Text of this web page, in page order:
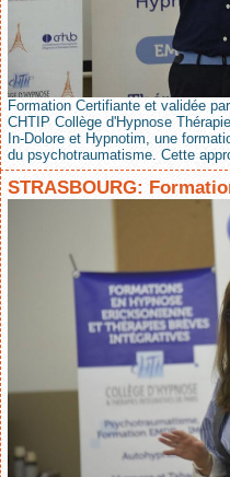
Formation Certifiante et validée
CHTIP Collège d'Hypnose
In-Dolore et Hypnotim, une
du psychotraumatisme. Cette
STRASBOURG: